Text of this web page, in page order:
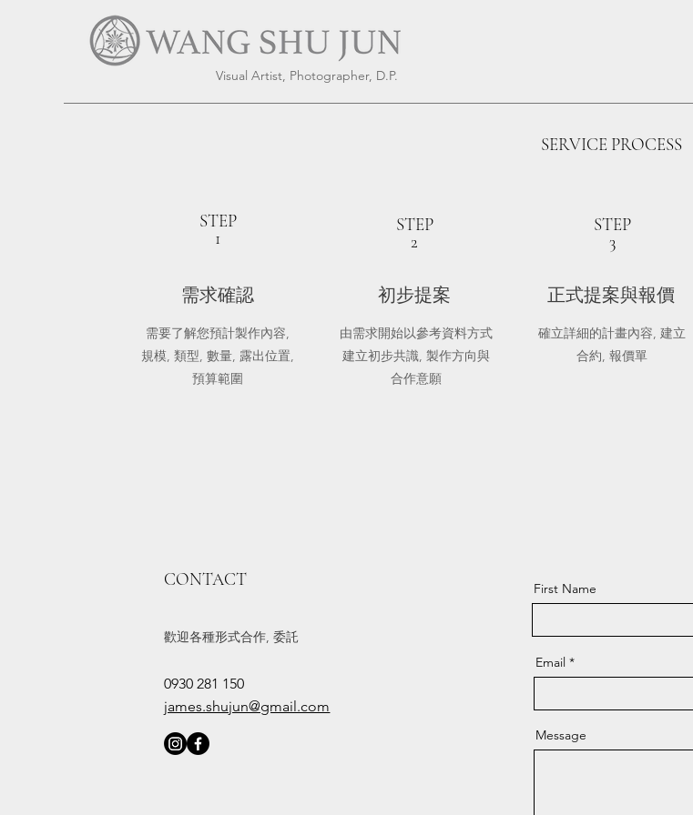
Visual Artist, Photographer, D.P.
SERVICE PROCESS
STEP
1
需求確認
需要了解您預計製作內容,
規模, 類型, 數量, 露出位置,
預算範圍
STEP
2
初步提案
由需求開始以參考資料方式
建立初步共識, 製作方向與
合作意願
STEP
3
正式提案與報價
確立詳細的計畫內容, 建立
合約, 報價單
CONTACT
歡迎各種形式合作, 委託
0930 281 150
james.shujun@gmail.com
First Name
Email
Message